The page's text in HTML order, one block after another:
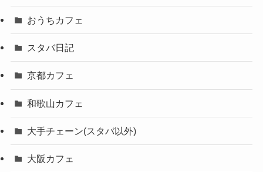
おうちカフェ
スタバ日記
京都カフェ
和歌山カフェ
大手チェーン(スタバ以外)
大阪カフェ